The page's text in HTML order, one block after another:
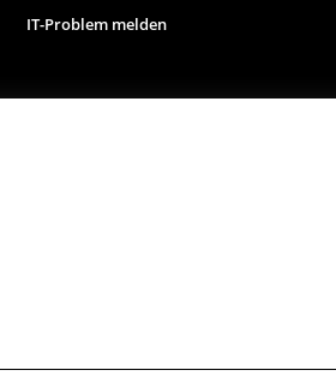
IT-Problem melden